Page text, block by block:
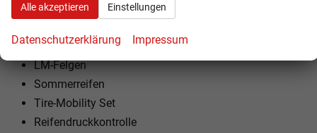
Doppelter Laderaumboden
Perleffekt
LM-Felgen
Sommerreifen
Tire-Mobility Set
Reifendruckkontrolle
Alle akzeptieren Einstellungen
Datenschutzerklärung Impressum